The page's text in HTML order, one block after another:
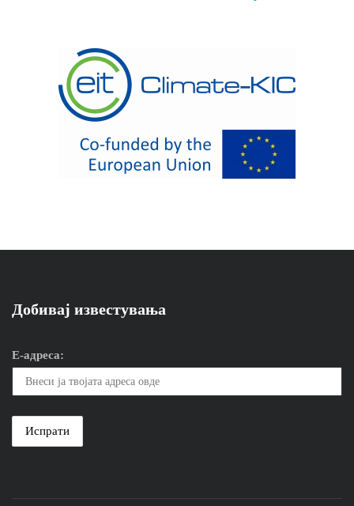
Добивај известувања
Е-адреса: